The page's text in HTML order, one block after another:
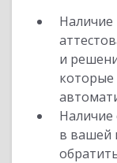
Наличие
и
которые
в вашей